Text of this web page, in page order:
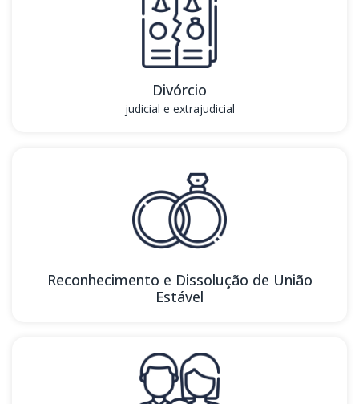
Divórcio
judicial e extrajudicial
Reconhecimento e Dissolução de União
Estável